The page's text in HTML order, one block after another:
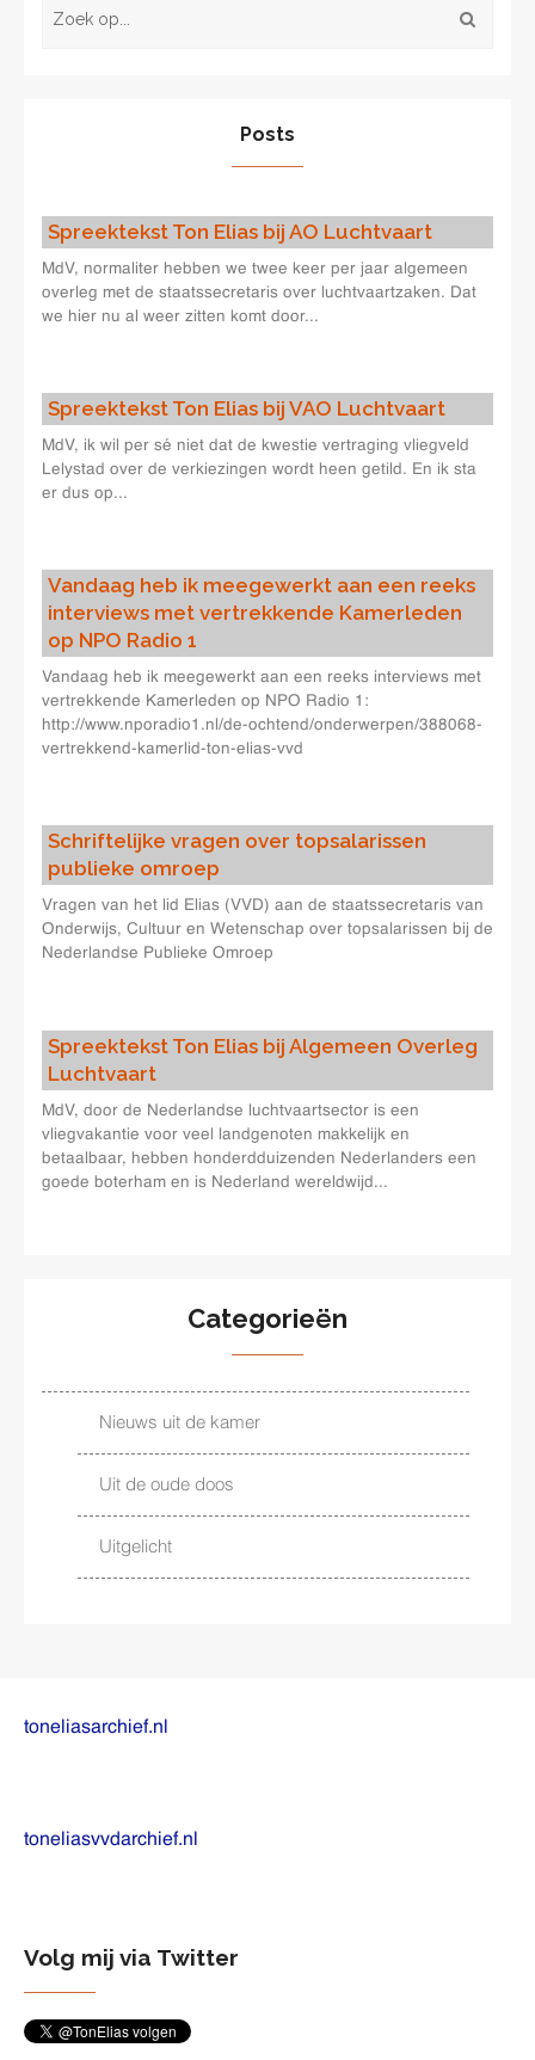
Posts
Spreektekst Ton Elias bij AO Luchtvaart
MdV, normaliter hebben we twee keer per jaar algemeen
overleg met de staatssecretaris over luchtvaartzaken. Dat
we hier nu al weer zitten komt door...
Spreektekst Ton Elias bij VAO Luchtvaart
MdV, ik wil per sé niet dat de kwestie vertraging vliegveld
Lelystad over de verkiezingen wordt heen getild. En ik sta
er dus op...
Vandaag heb ik meegewerkt aan een reeks
interviews met vertrekkende Kamerleden
op NPO Radio 1
Vandaag heb ik meegewerkt aan een reeks interviews met
vertrekkende Kamerleden op NPO Radio 1:
http://www.nporadio1.nl/de-ochtend/onderwerpen/388068-
vertrekkend-kamerlid-ton-elias-vvd
Schriftelijke vragen over topsalarissen
publieke omroep
Vragen van het lid Elias (VVD) aan de staatssecretaris van
Onderwijs, Cultuur en Wetenschap over topsalarissen bij de
Nederlandse Publieke Omroep
Spreektekst Ton Elias bij Algemeen Overleg
Luchtvaart
MdV, door de Nederlandse luchtvaartsector is een
vliegvakantie voor veel landgenoten makkelijk en
betaalbaar, hebben honderdduizenden Nederlanders een
goede boterham en is Nederland wereldwijd...
Categorieën
Nieuws uit de kamer
Uit de oude doos
Uitgelicht
toneliasarchief.nl
toneliasvvdarchief.nl
Volg mij via Twitter